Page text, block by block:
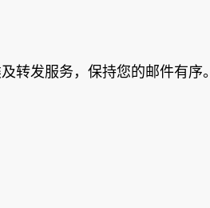
转发服务，保持您的邮件有序。